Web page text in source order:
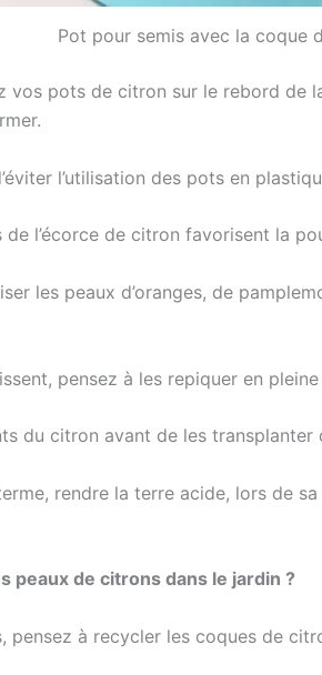
Pot pour semis avec la coque
vos pots de citron sur le rebord de
l’utilisation des pots en
l’écorce de citron favorisent la
les peaux d’oranges, de
pensez à les repiquer en
du citron avant de les transplanter
rendre la terre acide, lors de
peaux de citrons dans le jardin ?
pensez à recycler les coques de